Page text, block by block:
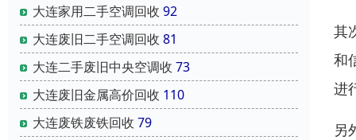
大连家用二手空调回收 92
大连废旧二手空调回收 81
大连二手废旧中央空调收 73
大连废旧金属高价回收 110
大连废铁废铁回收 79
其
和
进
另